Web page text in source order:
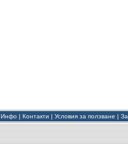
Инфо | Контакти | Условия за ползване |